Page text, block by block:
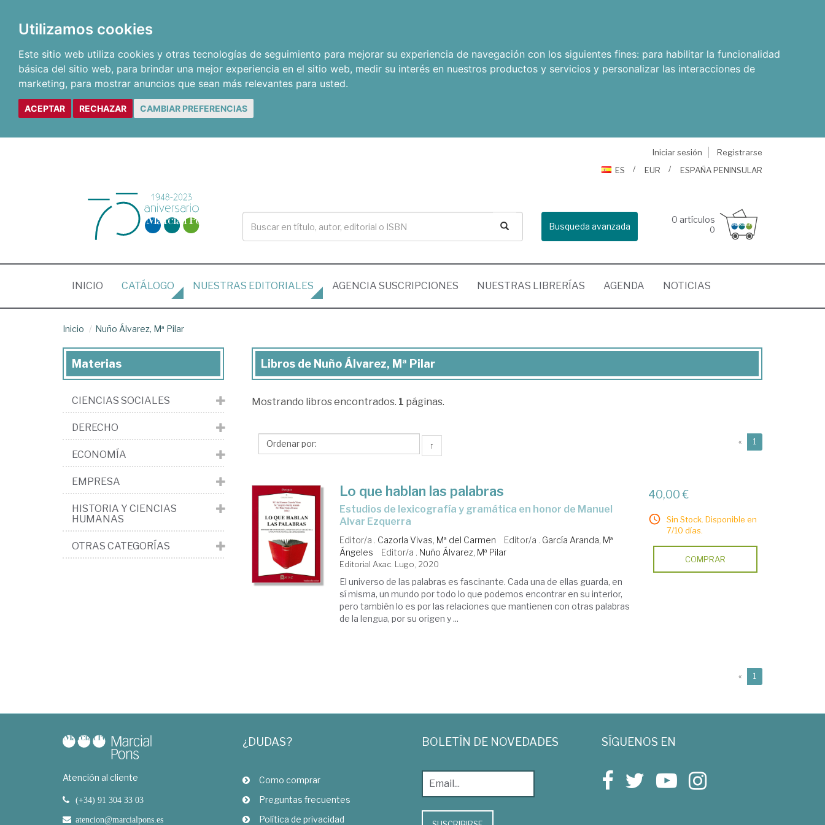
Utilizamos cookies
Este sitio web utiliza cookies y otras tecnologías de seguimiento para mejorar su experiencia de navegación con los siguientes fines: para habilitar la funcionalidad
básica del sitio web, para brindar una mejor experiencia en el sitio web, medir su interés en nuestros productos y servicios y personalizar las interacciones de
marketing, para mostrar anuncios que sean más relevantes para usted.
ACEPTAR RECHAZAR CAMBIAR PREFERENCIAS
Iniciar sesión
Registrarse
ES
EUR ESPAÑA PENINSULAR
Busqueda avanzada
0 artículos
0
INICIO (CURRENT)
CATÁLOGO NUESTRAS EDITORIALES AGENCIA SUSCRIPCIONES NUESTRAS LIBRERÍAS AGENDA NOTICIAS
Inicio Nuño Álvarez, Mª Pilar
Libros
Nuño
Mª
Libros de Nuño Álvarez, Mª Pilar
Mostrando libros encontrados. 1 páginas.
↑ « 1
Lo que hablan las palabras
estudios de lexicografía y gramática en honor de Manuel
Alvar Ezquerra
Editor/a . Cazorla Vivas, Mª del Carmen Editor/a . García Aranda, Mª
Ángeles
Editor/a . Nuño Álvarez, Mª Pilar
Editorial Axac. Lugo, 2020
El universo de las palabras es fascinante. Cada una de ellas guarda, en
sí misma, un mundo por todo lo que podemos encontrar en su interior,
pero también lo es por las relaciones que mantienen con otras palabras
de la lengua, por su origen y ...
40,00 €
Sin Stock. Disponible en
7/10 días.
COMPRAR
« 1
Materias
CIENCIAS SOCIALES
DERECHO
ECONOMÍA
EMPRESA
HISTORIA Y CIENCIAS
HUMANAS
OTRAS CATEGORÍAS
Atención al cliente
(+34) 91 304 33 03
atencion@marcialpons.es
¿DUDAS?
Como comprar
Preguntas frecuentes
Política de privacidad
BOLETÍN DE NOVEDADES SÍGUENOS EN